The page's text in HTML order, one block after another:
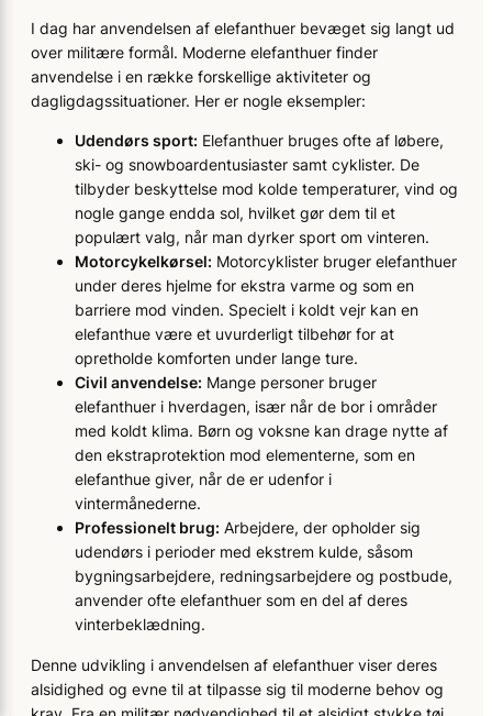
I dag har anvendelsen af elefanthuer bevæget sig langt ud
over militære formål. Moderne elefanthuer finder
anvendelse i en række forskellige aktiviteter og
dagligdagssituationer. Her er nogle eksempler:
Udendørs sport: Elefanthuer bruges ofte af løbere,
ski- og snowboardentusiaster samt cyklister. De
tilbyder beskyttelse mod kolde temperaturer, vind og
nogle gange endda sol, hvilket gør dem til et
populært valg, når man dyrker sport om vinteren.
Motorcykelkørsel: Motorcyklister bruger elefanthuer
under deres hjelme for ekstra varme og som en
barriere mod vinden. Specielt i koldt vejr kan en
elefanthue være et uvurderligt tilbehør for at
opretholde komforten under lange ture.
Civil anvendelse: Mange personer bruger
elefanthuer i hverdagen, især når de bor i områder
med koldt klima. Børn og voksne kan drage nytte af
den ekstraprotektion mod elementerne, som en
elefanthue giver, når de er udenfor i
vintermånederne.
Professionelt brug: Arbejdere, der opholder sig
udendørs i perioder med ekstrem kulde, såsom
bygningsarbejdere, redningsarbejdere og postbude,
anvender ofte elefanthuer som en del af deres
vinterbeklædning.
Denne udvikling i anvendelsen af elefanthuer viser deres
alsidighed og evne til at tilpasse sig til moderne behov og